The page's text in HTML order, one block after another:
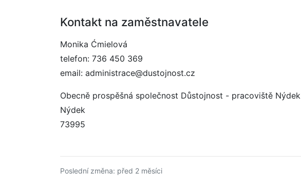
Kontakt na zaměstnavatele
Monika Ćmielová
telefon: 736 450 369
email: administrace@dustojnost.cz
Obecně prospěšná společnost Důstojnost - pracoviště Nýdek
Nýdek
73995
Poslední změna: před 2 měsíci